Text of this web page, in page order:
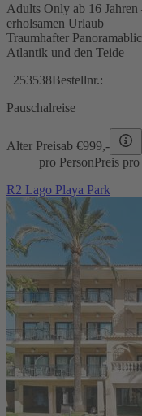
Adults Only ab 16
erholsamen Urlaub
Traumhafter
Atlantik und den Teide
253538Bestellnr.:
Pauschalreise
Alter Preisab €999,-
pro PersonPreis pro
R2 Lago Playa Park